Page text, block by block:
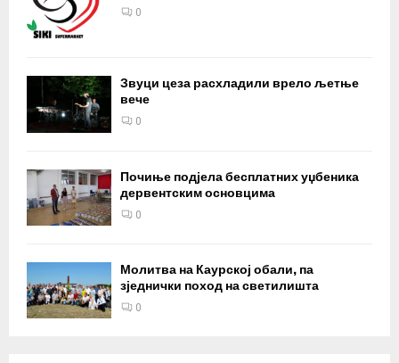
0
Звуци цеза расхладили врело љетње
вече
0
Почиње подјела бесплатних уџбеника
дервентским основцима
0
Молитва на Каурској обали, па
зједнички поход на светилишта
0